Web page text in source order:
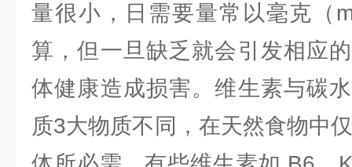
量很小，日需要量常以毫克（
算，但一旦缺乏就会引发相应
体健康造成损害。维生素与碳
质3大物质不同，在天然食物中